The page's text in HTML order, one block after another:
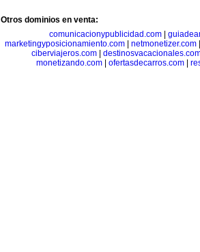
Otros dominios en venta:
comunicacionypublicidad.com
marketingyposicionamiento.com| netmonetizer.com|
ciberviajeros.com
monetizando.com| ofertasdecarros.com|